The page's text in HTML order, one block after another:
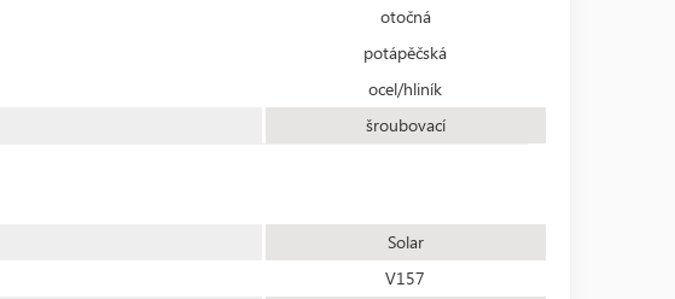
otočná
potápěčská
ocel/hliník
šroubovací
Solar
V157